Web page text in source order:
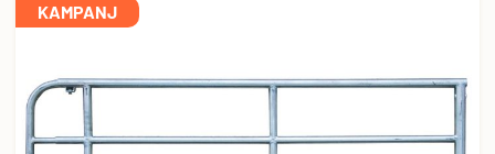
KAMPANJ